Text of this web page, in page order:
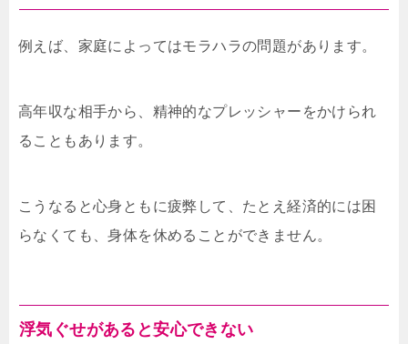
例えば、家庭によってはモラハラの問題があります。
高年収な相手から、精神的なプレッシャーをかけられ
ることもあります。
こうなると心身ともに疲弊して、たとえ経済的には困
らなくても、身体を休めることができません。
浮気ぐせがあると安心できない